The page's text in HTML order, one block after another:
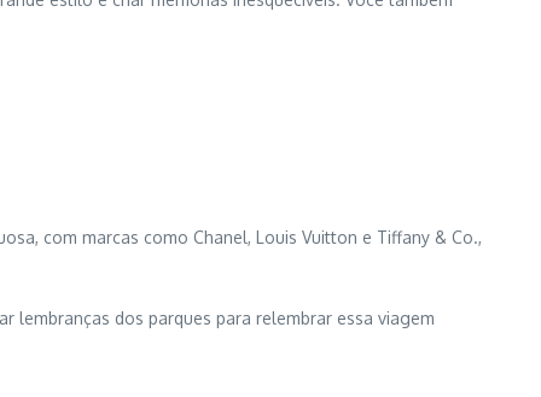
com marcas como Chanel, Louis Vuitton e Tiffany & Co.,
lembranças dos parques para relembrar essa viagem